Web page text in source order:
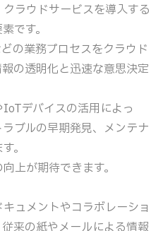
ラウドサービスを導入する
です。
の業務プロセスをクラウド
の透明化と迅速な意思決定
デバイスの活用によっ
ブルの早期発見、メンテナ
。
上が期待できます。
ュメントやコラボレーショ
来の紙やメールによる情報